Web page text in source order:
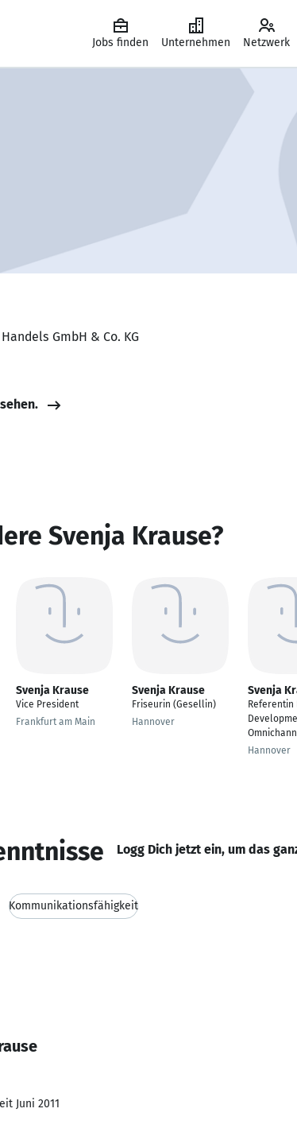
Jobs finden Unternehmen Netzwerk
GmbH & Co. KG
Svenja Krause?
Svenja Krause
Vice President
Frankfurt am Main
Svenja Krause
Friseurin (Gesellin)
Hannover
Svenja
Referentin
Hannover
Logg Dich jetzt ein, um das
Kommunikationsfähigkeit
Juni 2011